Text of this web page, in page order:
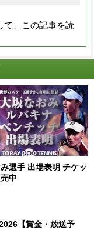
て、この記事を読
選手 出場表明 チケッ
中
【賞金・放送予